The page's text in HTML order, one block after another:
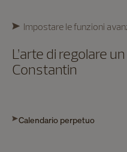
Impostare le funzioni
L’arte di regolare
Constantin
Calendario perpetuo